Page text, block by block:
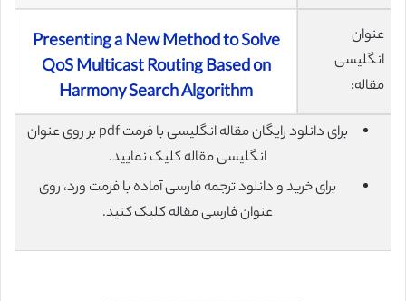
عنوان
انگلیسی
مقاله:
Presenting a New Method to Solve
QoS Multicast Routing Based on
Harmony Search Algorithm
برای دانلود رایگان مقاله انگلیسی با فرمت pdf بر روی عنوان
انگلیسی مقاله کلیک نمایید.
برای خرید و دانلود ترجمه فارسی آماده با فرمت ورد، روی
عنوان فارسی مقاله کلیک کنید.